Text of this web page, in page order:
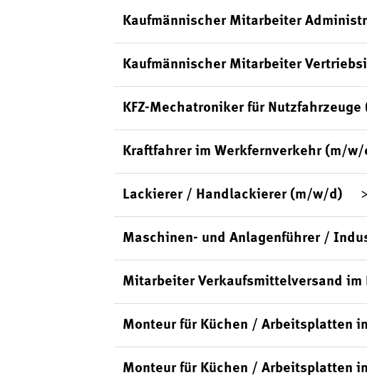
Kaufmännischer Mitarbeiter
Kaufmännischer Mitarbeiter
KFZ-Mechatroniker für
Kraftfahrer im Werkfernverkehr (m/w/
Lackierer / Handlackierer (m/w/d)
Maschinen- und Anlagenführer /
Mitarbeiter Verkaufsmittelversand
Monteur für Küchen / Arbeitsplatten
Monteur für Küchen / Arbeitsplatten